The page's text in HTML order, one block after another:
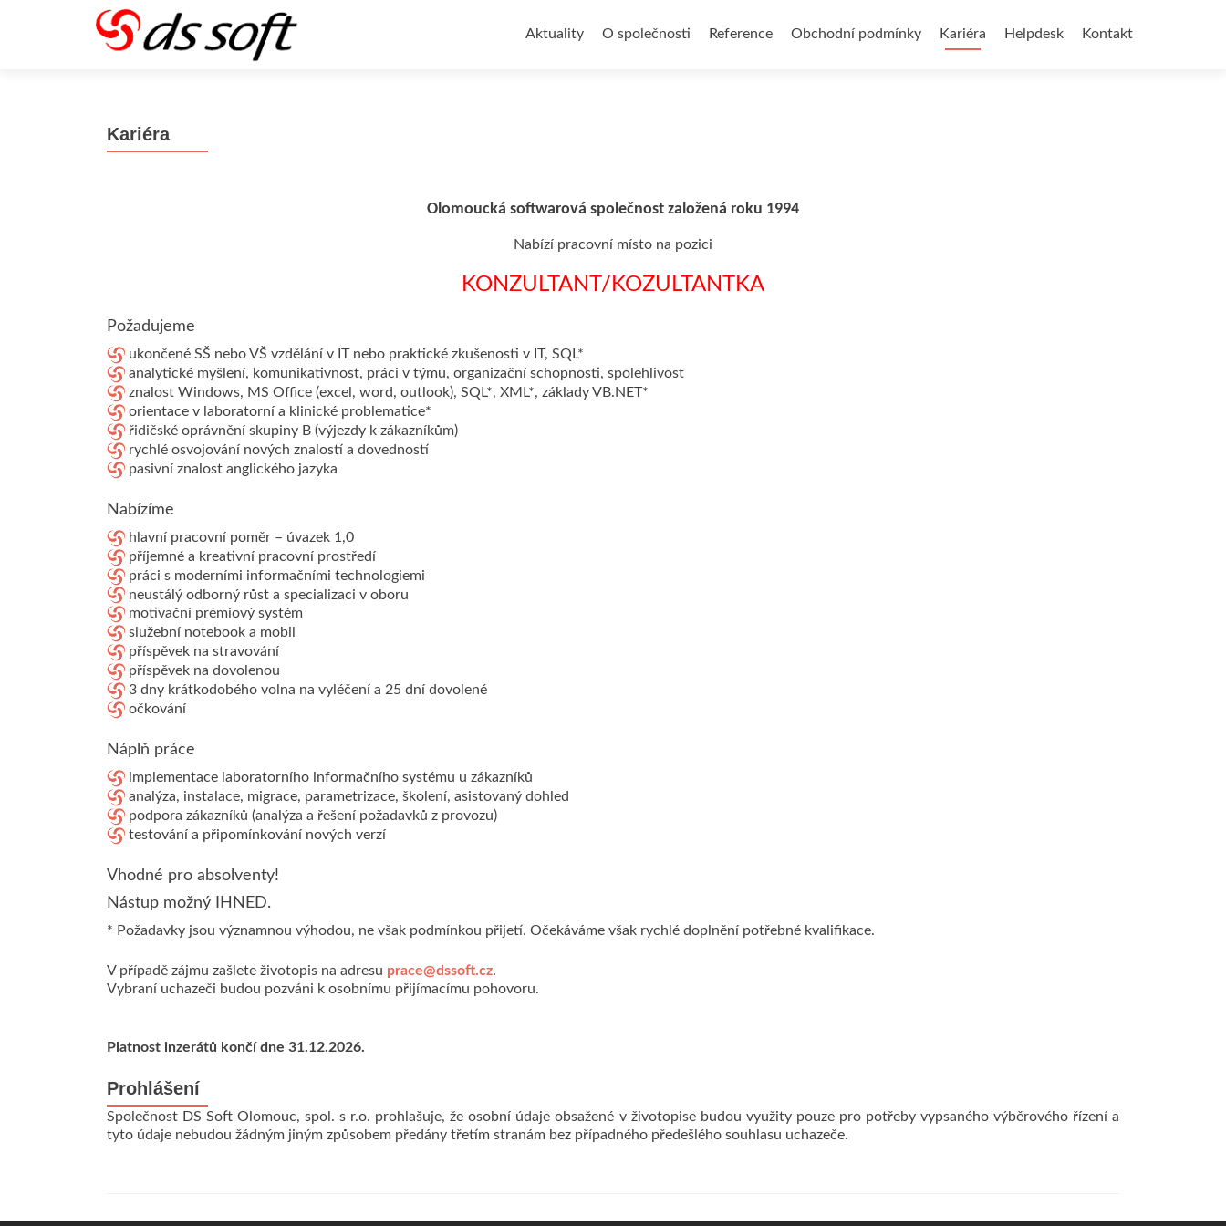
k
Aktuality O společnosti Reference Obchodní podmínky Kariéra Helpdesk Kontakt
Kariéra
Olomoucká softwarová společnost založená roku 1994
Nabízí pracovní místo na pozici
KONZULTANT/KOZULTANTKA
Požadujeme
ukončené SŠ nebo VŠ vzdělání v IT nebo praktické zkušenosti v IT, SQL*
analytické myšlení, komunikativnost, práci v týmu, organizační schopnosti, spolehlivost
znalost Windows, MS Office (excel, word, outlook), SQL*, XML*, základy VB.NET*
orientace v laboratorní a klinické problematice*
řidičské oprávnění skupiny B (výjezdy k zákazníkům)
rychlé osvojování nových znalostí a dovedností
pasivní znalost anglického jazyka
Nabízíme
hlavní pracovní poměr – úvazek 1,0
příjemné a kreativní pracovní prostředí
práci s moderními informačními technologiemi
neustálý odborný růst a specializaci v oboru
motivační prémiový systém
služební notebook a mobil
příspěvek na stravování
příspěvek na dovolenou
3 dny krátkodobého volna na vyléčení a 25 dní dovolené
očkování
Náplň práce
implementace laboratorního informačního systému u zákazníků
analýza, instalace, migrace, parametrizace, školení, asistovaný dohled
podpora zákazníků (analýza a řešení požadavků z provozu)
testování a připomínkování nových verzí
Vhodné pro absolventy!
Nástup možný IHNED.
* Požadavky jsou významnou výhodou, ne však podmínkou přijetí. Očekáváme však rychlé doplnění potřebné kvalifikace.
V případě zájmu zašlete životopis na adresu prace@dssoft.cz.
Vybraní uchazeči budou pozváni k osobnímu přijímacímu pohovoru.
Platnost inzerátů končí dne 31.12.2026.
Prohlášení
Společnost DS Soft Olomouc, spol. s r.o. prohlašuje, že osobní údaje obsažené v životopise budou využity pouze pro potřeby vypsaného výběrového řízení a
tyto údaje nebudou žádným jiným způsobem předány třetím stranám bez případného předešlého souhlasu uchazeče.